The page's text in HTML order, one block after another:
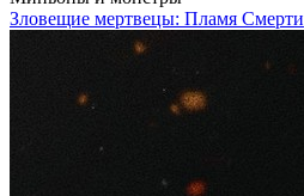
Зловещие мертвецы: Пламя Смерти